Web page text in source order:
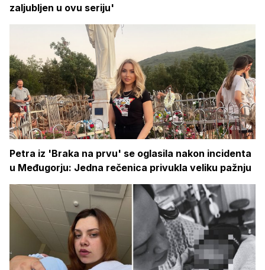
zaljubljen u ovu seriju'
Petra iz 'Braka na prvu' se oglasila nakon incidenta
u Međugorju: Jedna rečenica privukla veliku pažnju